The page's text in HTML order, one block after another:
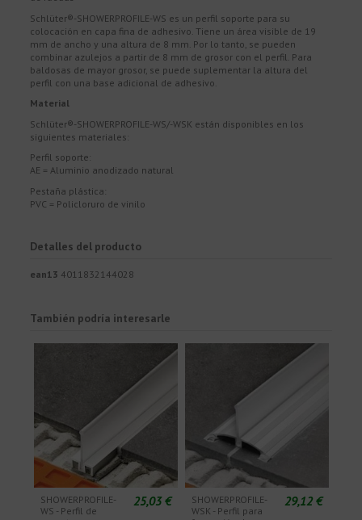
Schlüter®-SHOWERPROFILE-WS es un perfil soporte para su
colocación en capa fina de adhesivo. Tiene un área visible de 19
mm de ancho y una altura de 8 mm. Por lo tanto, se pueden
combinar azulejos a partir de 8 mm de grosor con el perfil. Para
baldosas de mayor grosor, se puede suplementar la altura del
perfil con una base adicional de adhesivo.
Material
Schlüter®-SHOWERPROFILE-WS/-WSK están disponibles en los
siguientes materiales:
Perfil soporte:
AE = Aluminio anodizado natural
Pestaña plástica:
PVC = Policloruro de vinilo
Detalles del producto
ean13 4011832144028
También podría interesarle
SHOWERPROFILE-
WS - Perfil de
25,03 €
SHOWERPROFILE-
WSK - Perfil para
29,12 €